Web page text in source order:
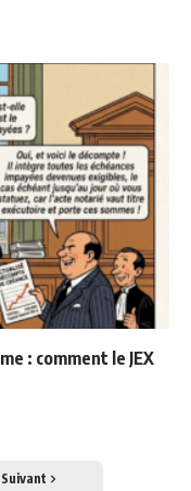
: comment le JEX
Suivant